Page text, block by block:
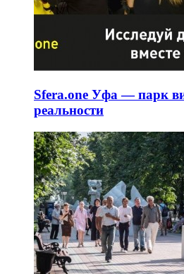
Sfera.one Уфа — парк
реальности